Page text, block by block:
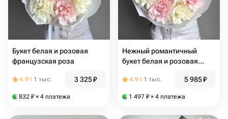
Букет белая и розовая
французская роза
4.91 1 тыс. 3 325₽
832 ₽ × 4 платежа
Нежный романтичный
букет белая и розовая
4.91 1 тыс. 5 985₽
1 497 ₽ × 4 платежа